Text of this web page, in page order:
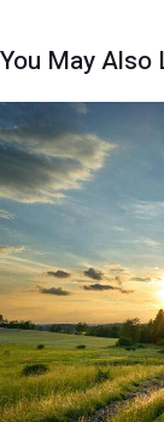
You May Also